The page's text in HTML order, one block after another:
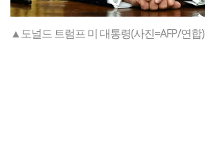
▲도널드 트럼프 미 대통령(사진=AFP/연합)